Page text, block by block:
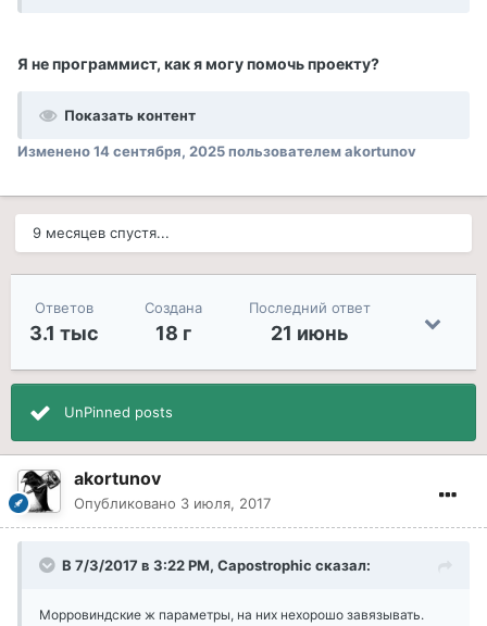
Я не программист, как я могу помочь проекту?
Показать контент
Изменено14 сентября, 2025пользователем akortunov
9 месяцев спустя...
Ответов
3.1 тыс
Создана
18 г
Последний ответ
21 июнь
UnPinned posts
akortunov
Опубликовано 3 июля, 2017
В 7/3/2017 в 3:22 PM, Capostrophic сказал:
Морровиндские ж параметры, на них нехорошо завязывать.